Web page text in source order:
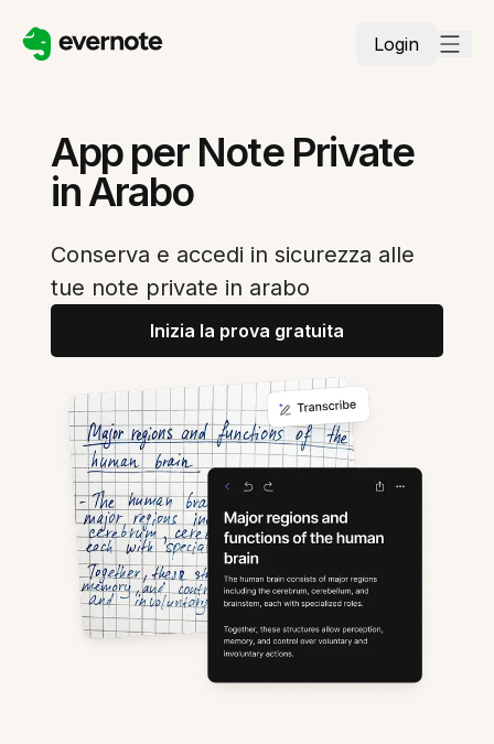
Login
App per Note Private
in Arabo
Conserva e accedi in sicurezza alle
tue note private in arabo
Inizia la prova gratuita